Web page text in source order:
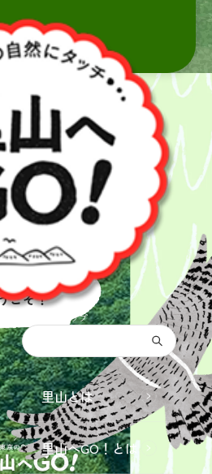
都庁総合トップ
里山とは
里山へGO！とは
山へ
こそ！